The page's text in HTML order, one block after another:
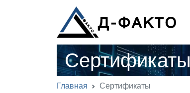
Сертификаты
Главная Сертификаты